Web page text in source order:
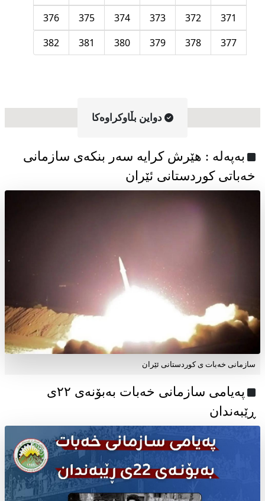
371
372
373
374
375
376
377
378
379
380
381
382
دواین بڵاوکراوه‌کا
به‌په‌له‌ : هێرش کرایە سەر بنکەی سازمانی
خەباتی کوردستانی ئێران
سازمانی خەبات ی کوردستانی ئێران
پەیامی سازمانی خەبات بەبۆنەی ۲۲ی
ڕێبەندان